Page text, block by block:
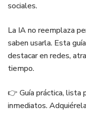
sociales.
La IA no reemplaza
saben usarla. Esta
destacar en redes,
tiempo.
👉 Guía práctica, lista
inmediatos.